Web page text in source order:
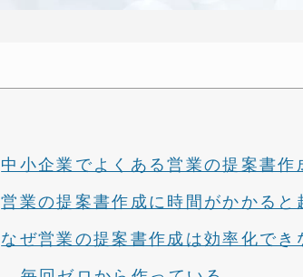
中小企業でよくある営業の提案書作
営業の提案書作成に時間がかかると
なぜ営業の提案書作成は効率化でき